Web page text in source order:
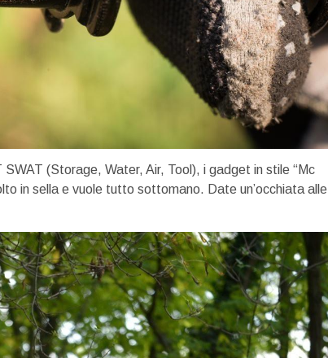
(Storage, Water, Air, Tool), i gadget in stile “Mc
in sella e vuole tutto sottomano. Date un’occhiata alle